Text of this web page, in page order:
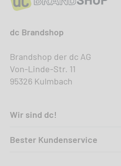
dc Brandshop
Brandshop der dc AG
Von-Linde-Str. 11
95326 Kulmbach
Wir sind dc!
Bester Kundenservice